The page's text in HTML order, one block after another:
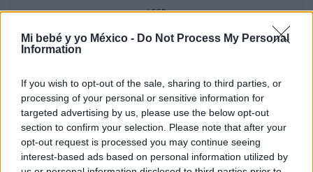
Mi bebé y yo México - Do Not Process My Personal
Information
If you wish to opt-out of the sale, sharing to third parties, or
processing of your personal or sensitive information for
targeted advertising by us, please use the below opt-out
section to confirm your selection. Please note that after your
opt-out request is processed you may continue seeing
interest-based ads based on personal information utilized by
LEER